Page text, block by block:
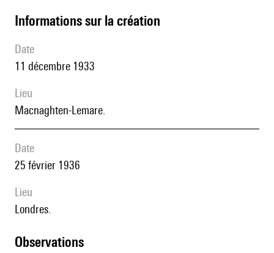
informations sur la création
date
11 décembre 1933
lieu
Macnaghten-Lemare.
date
25 février 1936
lieu
Londres.
observations